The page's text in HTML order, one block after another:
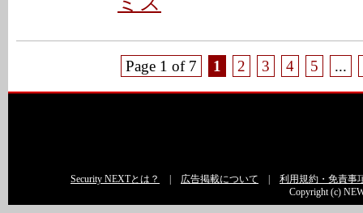
Page 1 of 7 1 2 3 4 5 ...
Security NEXTとは？ 広告掲載について
利用規約・免責事
Copyright (c)